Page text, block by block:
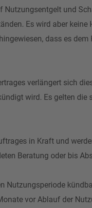
Nutzungsentgelt und
Es wird aber
dass es
verlängert sich
wird. Es gelten die
in Kraft und
Beratung oder bis
Nutzungsperiode
vor Ablauf der